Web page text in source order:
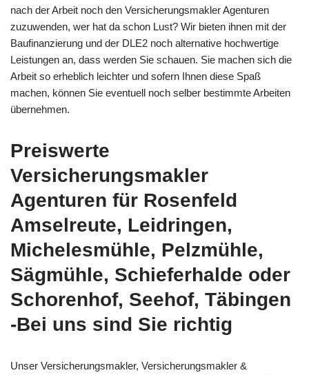
nach der Arbeit noch den Versicherungsmakler Agenturen
zuzuwenden, wer hat da schon Lust? Wir bieten ihnen mit der
Baufinanzierung und der DLE2 noch alternative hochwertige
Leistungen an, dass werden Sie schauen. Sie machen sich die
Arbeit so erheblich leichter und sofern Ihnen diese Spaß
machen, können Sie eventuell noch selber bestimmte Arbeiten
übernehmen.
Preiswerte
Versicherungsmakler
Agenturen für Rosenfeld
Amselreute, Leidringen,
Michelesmühle, Pelzmühle,
Sägmühle, Schieferhalde oder
Schorenhof, Seehof, Täbingen
-Bei uns sind Sie richtig
Unser Versicherungsmakler, Versicherungsmakler &